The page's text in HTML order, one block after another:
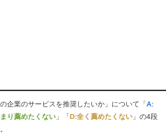
企業のサービスを推奨したいか」について「A:
り薦めたくない 」「D:全く薦めたくない 」の4段